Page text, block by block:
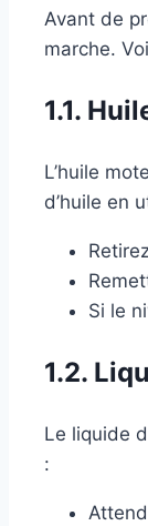
Avant de
marche.
1.1.
L’huile
d’huile en
Si le
1.2.
Le liquide
: